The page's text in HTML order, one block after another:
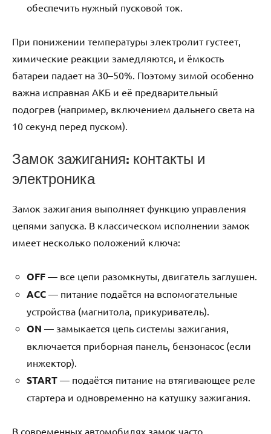
обеспечить нужный пусковой ток.
При понижении температуры электролит густеет,
химические реакции замедляются, и ёмкость
батареи падает на 30–50%. Поэтому зимой особенно
важна исправная АКБ и её предварительный
подогрев (например, включением дальнего света на
10 секунд перед пуском).
Замок зажигания: контакты и
электроника
Замок зажигания выполняет функцию управления
цепями запуска. В классическом исполнении замок
имеет несколько положений ключа:
OFF — все цепи разомкнуты, двигатель заглушен.
ACC — питание подаётся на вспомогательные
устройства (магнитола, прикуриватель).
ON — замыкается цепь системы зажигания,
включается приборная панель, бензонасос (если
инжектор).
START — подаётся питание на втягивающее реле
стартера и одновременно на катушку зажигания.
В современных автомобилях замок часто